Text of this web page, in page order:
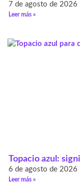
7 de agosto de 2026
Leer más »
Topacio azul:
6 de agosto de 2026
Leer más »